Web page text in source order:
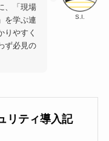
S.I.
、「現場
を学ぶ連
りやすく
ず必見の
リティ導入記